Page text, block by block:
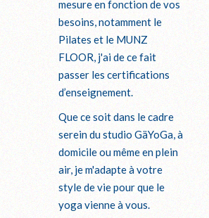
mesure en fonction de vos
besoins, notamment le
Pilates et le MUNZ
FLOOR, j'ai de ce fait
passer les certifications
d’enseignement.
Que ce soit dans le cadre
serein du studio GäYoGa, à
domicile ou même en plein
air, je m'adapte à votre
style de vie pour que le
yoga vienne à vous.